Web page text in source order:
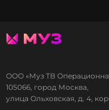
ООО «Муз ТВ
105066, город Москва,
улица Ольховская, д. 4,